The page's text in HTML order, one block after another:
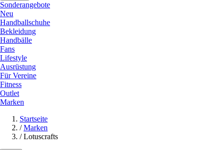
Sonderangebote
Neu
Handballschuhe
Bekleidung
Handbälle
Fans
Lifestyle
Ausrüstung
Für Vereine
Fitness
Outlet
Marken
Startseite
/ Marken
/ Lotuscrafts